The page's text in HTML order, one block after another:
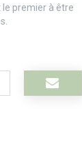
premier à être